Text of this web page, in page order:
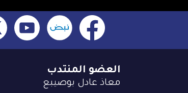
العضو المنتدب
معاذ عادل بوصيبع